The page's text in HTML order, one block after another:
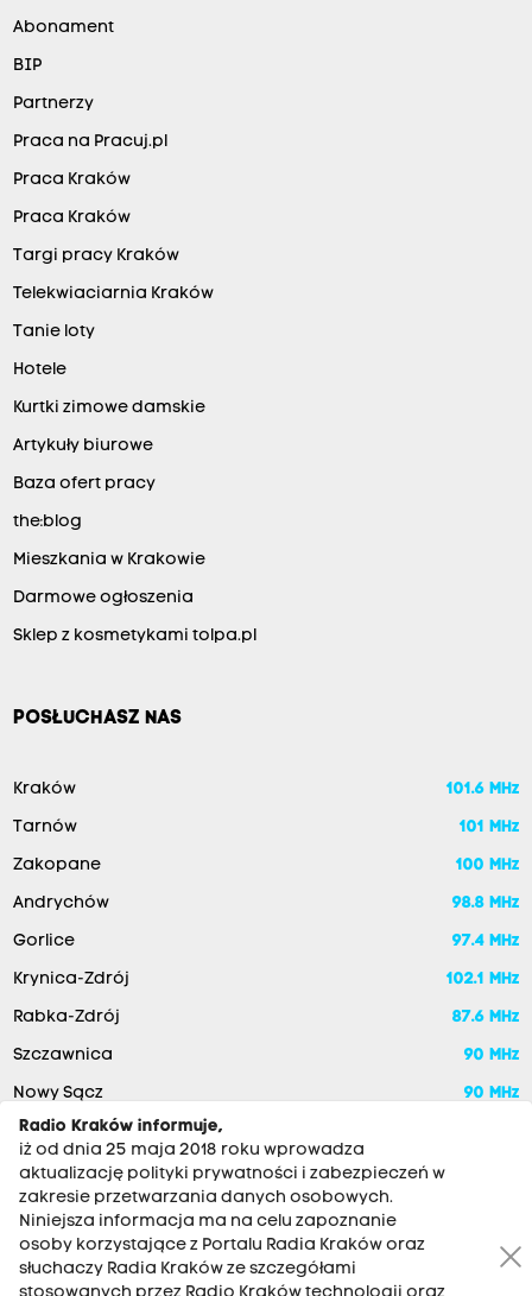
Abonament
BIP
Partnerzy
Praca na Pracuj.pl
Praca Kraków
Praca Kraków
Targi pracy Kraków
Telekwiaciarnia Kraków
Tanie loty
Hotele
Kurtki zimowe damskie
Artykuły biurowe
Baza ofert pracy
the:blog
Mieszkania w Krakowie
Darmowe ogłoszenia
Sklep z kosmetykami tolpa.pl
POSŁUCHASZ NAS
Kraków 101.6 MHz
Tarnów 101 MHz
Zakopane 100 MHz
Andrychów 98.8 MHz
Gorlice 97.4 MHz
Krynica-Zdrój 102.1 MHz
Rabka-Zdrój 87.6 MHz
Szczawnica 90 MHz
Nowy Sącz
90 MHz
Radio Kraków informuje,
iż od dnia 25 maja 2018 roku wprowadza
aktualizację polityki prywatności i zabezpieczeń w
zakresie przetwarzania danych osobowych.
Niniejsza informacja ma na celu zapoznanie
osoby korzystające z Portalu Radia Kraków oraz
słuchaczy Radia Kraków ze szczegółami